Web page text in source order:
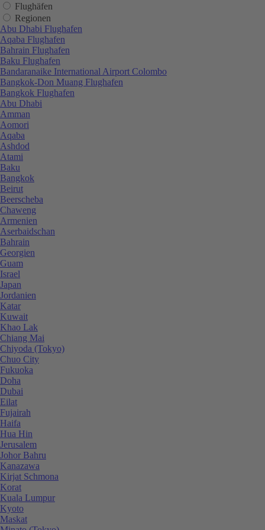
Flughäfen
Regionen
Abu Dhabi Flughafen
Aqaba Flughafen
Bahrain Flughafen
Baku Flughafen
Bandaranaike International Airport Colombo
Bangkok-Don Muang Flughafen
Bangkok Flughafen
Abu Dhabi
Amman
Aomori
Aqaba
Ashdod
Atami
Baku
Bangkok
Beirut
Beerscheba
Chaweng
Armenien
Aserbaidschan
Bahrain
Georgien
Guam
Israel
Japan
Jordanien
Katar
Kuwait
Khao Lak
Chiang Mai
Chiyoda (Tokyo)
Chuo City
Fukuoka
Doha
Dubai
Eilat
Fujairah
Haifa
Hua Hin
Jerusalem
Johor Bahru
Kanazawa
Kirjat Schmona
Korat
Kuala Lumpur
Kyoto
Maskat